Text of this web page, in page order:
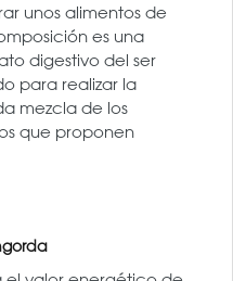
unos alimentos de
es una
digestivo del ser
para realizar la
mezcla de los
que proponen